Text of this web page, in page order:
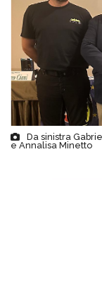
Da sinistra
e Annalisa Minetto